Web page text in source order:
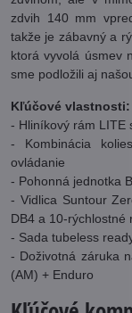
zdvih 140 mm
takže je zábavný a
ktorá vyvolá úsmev
sme podložili aj
Kľúčové vlastnosti:
- Hliníkový rám LITE
- Kombinácia
ovládanie
- Pohonná jednotka
- Vidlica Suntour
DB4 a 10-rýchlostné
- Sada tubeless
- Doživotná záruka
(AM) + Enduro